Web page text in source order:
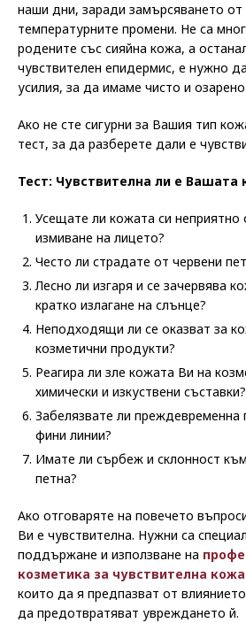
наши дни, заради замърсяването от
температурните промени. Не са
родените със сияйна кожа, а
чувствителен епидермис, е нужно
усилия, за да имаме чисто и
Ако не сте сигурни за Вашия тип
тест, за да разберете дали е
Тест: Чувствителна ли е Вашата
Усещате ли кожата си неприятно
измиване на лицето?
Често ли страдате от червени
Лесно ли изгаря и се зачервява
кратко излагане на слънце?
Неподходящи ли се оказват за
козметични продукти?
Реагира ли зле кожата Ви на
химически и изкуствени съставки?
Забелязвате ли преждевременна
фини линии?
Имате ли сърбеж и склонност
петна?
Ако отговаряте на повечето
Ви е чувствителна. Нужни са
поддържане и използване на
козметика за чувствителна
които да я предпазват от
да предотвратяват увреждането й.